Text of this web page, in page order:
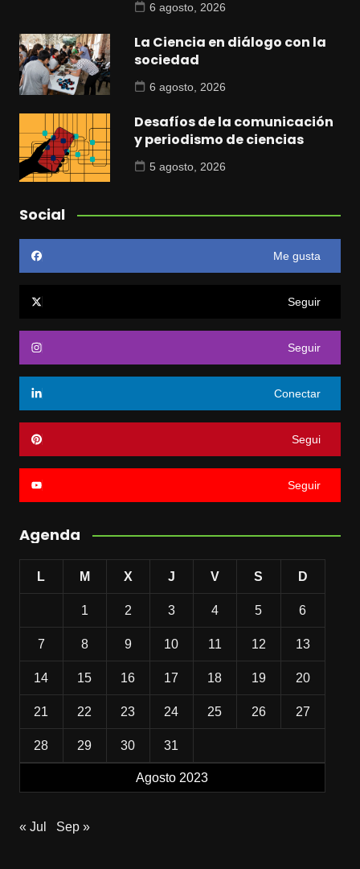
6 agosto, 2026
La Ciencia en diálogo con la
sociedad
6 agosto, 2026
Desafíos de la comunicación
y periodismo de ciencias
5 agosto, 2026
Social
Me gusta
Seguir
Seguir
Conectar
Segui
Seguir
Agenda
Agosto 2023
L M X J V S D
1 2 3 4 5 6
7 8 9 10 11 12 13
14 15 16 17 18 19 20
21 22 23 24 25 26 27
28 29 30 31
« Jul Sep »